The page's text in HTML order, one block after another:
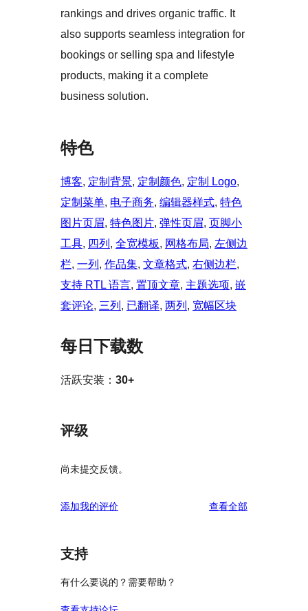
rankings and drives organic traffic. It
also supports seamless integration for
bookings or selling spa and lifestyle
products, making it a complete
business solution.
特色
博客, 定制背景, 定制颜色, 定制 Logo
定制菜单, 电子商务, 编辑器样式, 特色
图片页眉, 特色图片, 弹性页眉, 页脚小
工具, 四列 , 全宽模板, 网格布局, 左侧边
栏, 一列 , 作品集, 文章格式, 右侧边栏
支持 RTL 语言, 置顶文章, 主题选项, 嵌
套评论, 三列 , 已翻译, 两列 , 宽幅区块
每日下载数
活跃安装： 30+
评级
尚未提交反馈。
添加我的评价 查看全部评
支持
有什么要说的？需要帮助？